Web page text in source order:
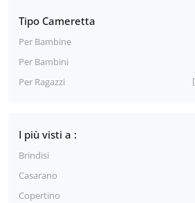
Tipo Cameretta
Per Bambine
Per Bambini
Per Ragazzi
I più visti a :
Brindisi
Casarano
Copertino